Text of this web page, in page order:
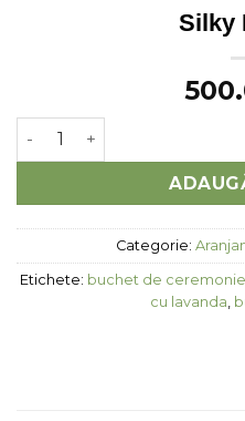
Silky
Cantitate Silky Mauve
Categorie:
Etichete: buchet de
cu lavanda